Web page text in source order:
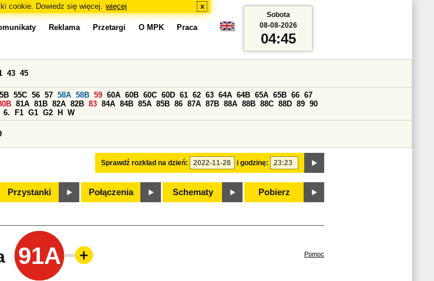
cookie. Dowiedz się więcej. więcej x
Reklama Przetargi O MPK Praca
Sprawdź rozkład na dzień: i godzinę:
43 45
55C 56 57 58A 58B 59 60A 60B 60C 60D 61 62 63 64A 64B 65A 65B 66 67
81A 81B 82A 82B 83 84A 84B 85A 85B 86 87A 87B 88A 88B 88C 88D 89 90
6. F1 G1 G2 H W
Przystanki Połączenia Schematy Pobierz
Sobota
08-08-2026
04:45
91A Pomoc